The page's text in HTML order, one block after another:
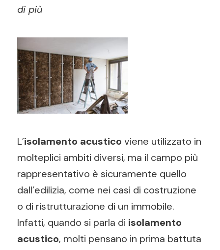
di più
L’isolamento acustico viene utilizzato in
molteplici ambiti diversi, ma il campo più
rappresentativo è sicuramente quello
dall’edilizia, come nei casi di costruzione
o di ristrutturazione di un immobile.
Infatti, quando si parla di isolamento
acustico, molti pensano in prima battuta